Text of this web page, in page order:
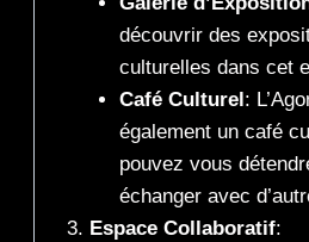
découvrir des
culturelles dans cet
Café Culturel :
également un café
pouvez vous
échanger avec
Espace Collaboratif: